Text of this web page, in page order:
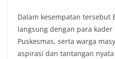
Dalam kesempatan tersebut
langsung dengan para kader
Puskesmas, serta warga
aspirasi dan tantangan